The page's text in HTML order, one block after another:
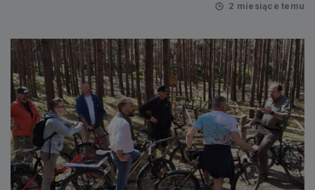
2 miesiące temu